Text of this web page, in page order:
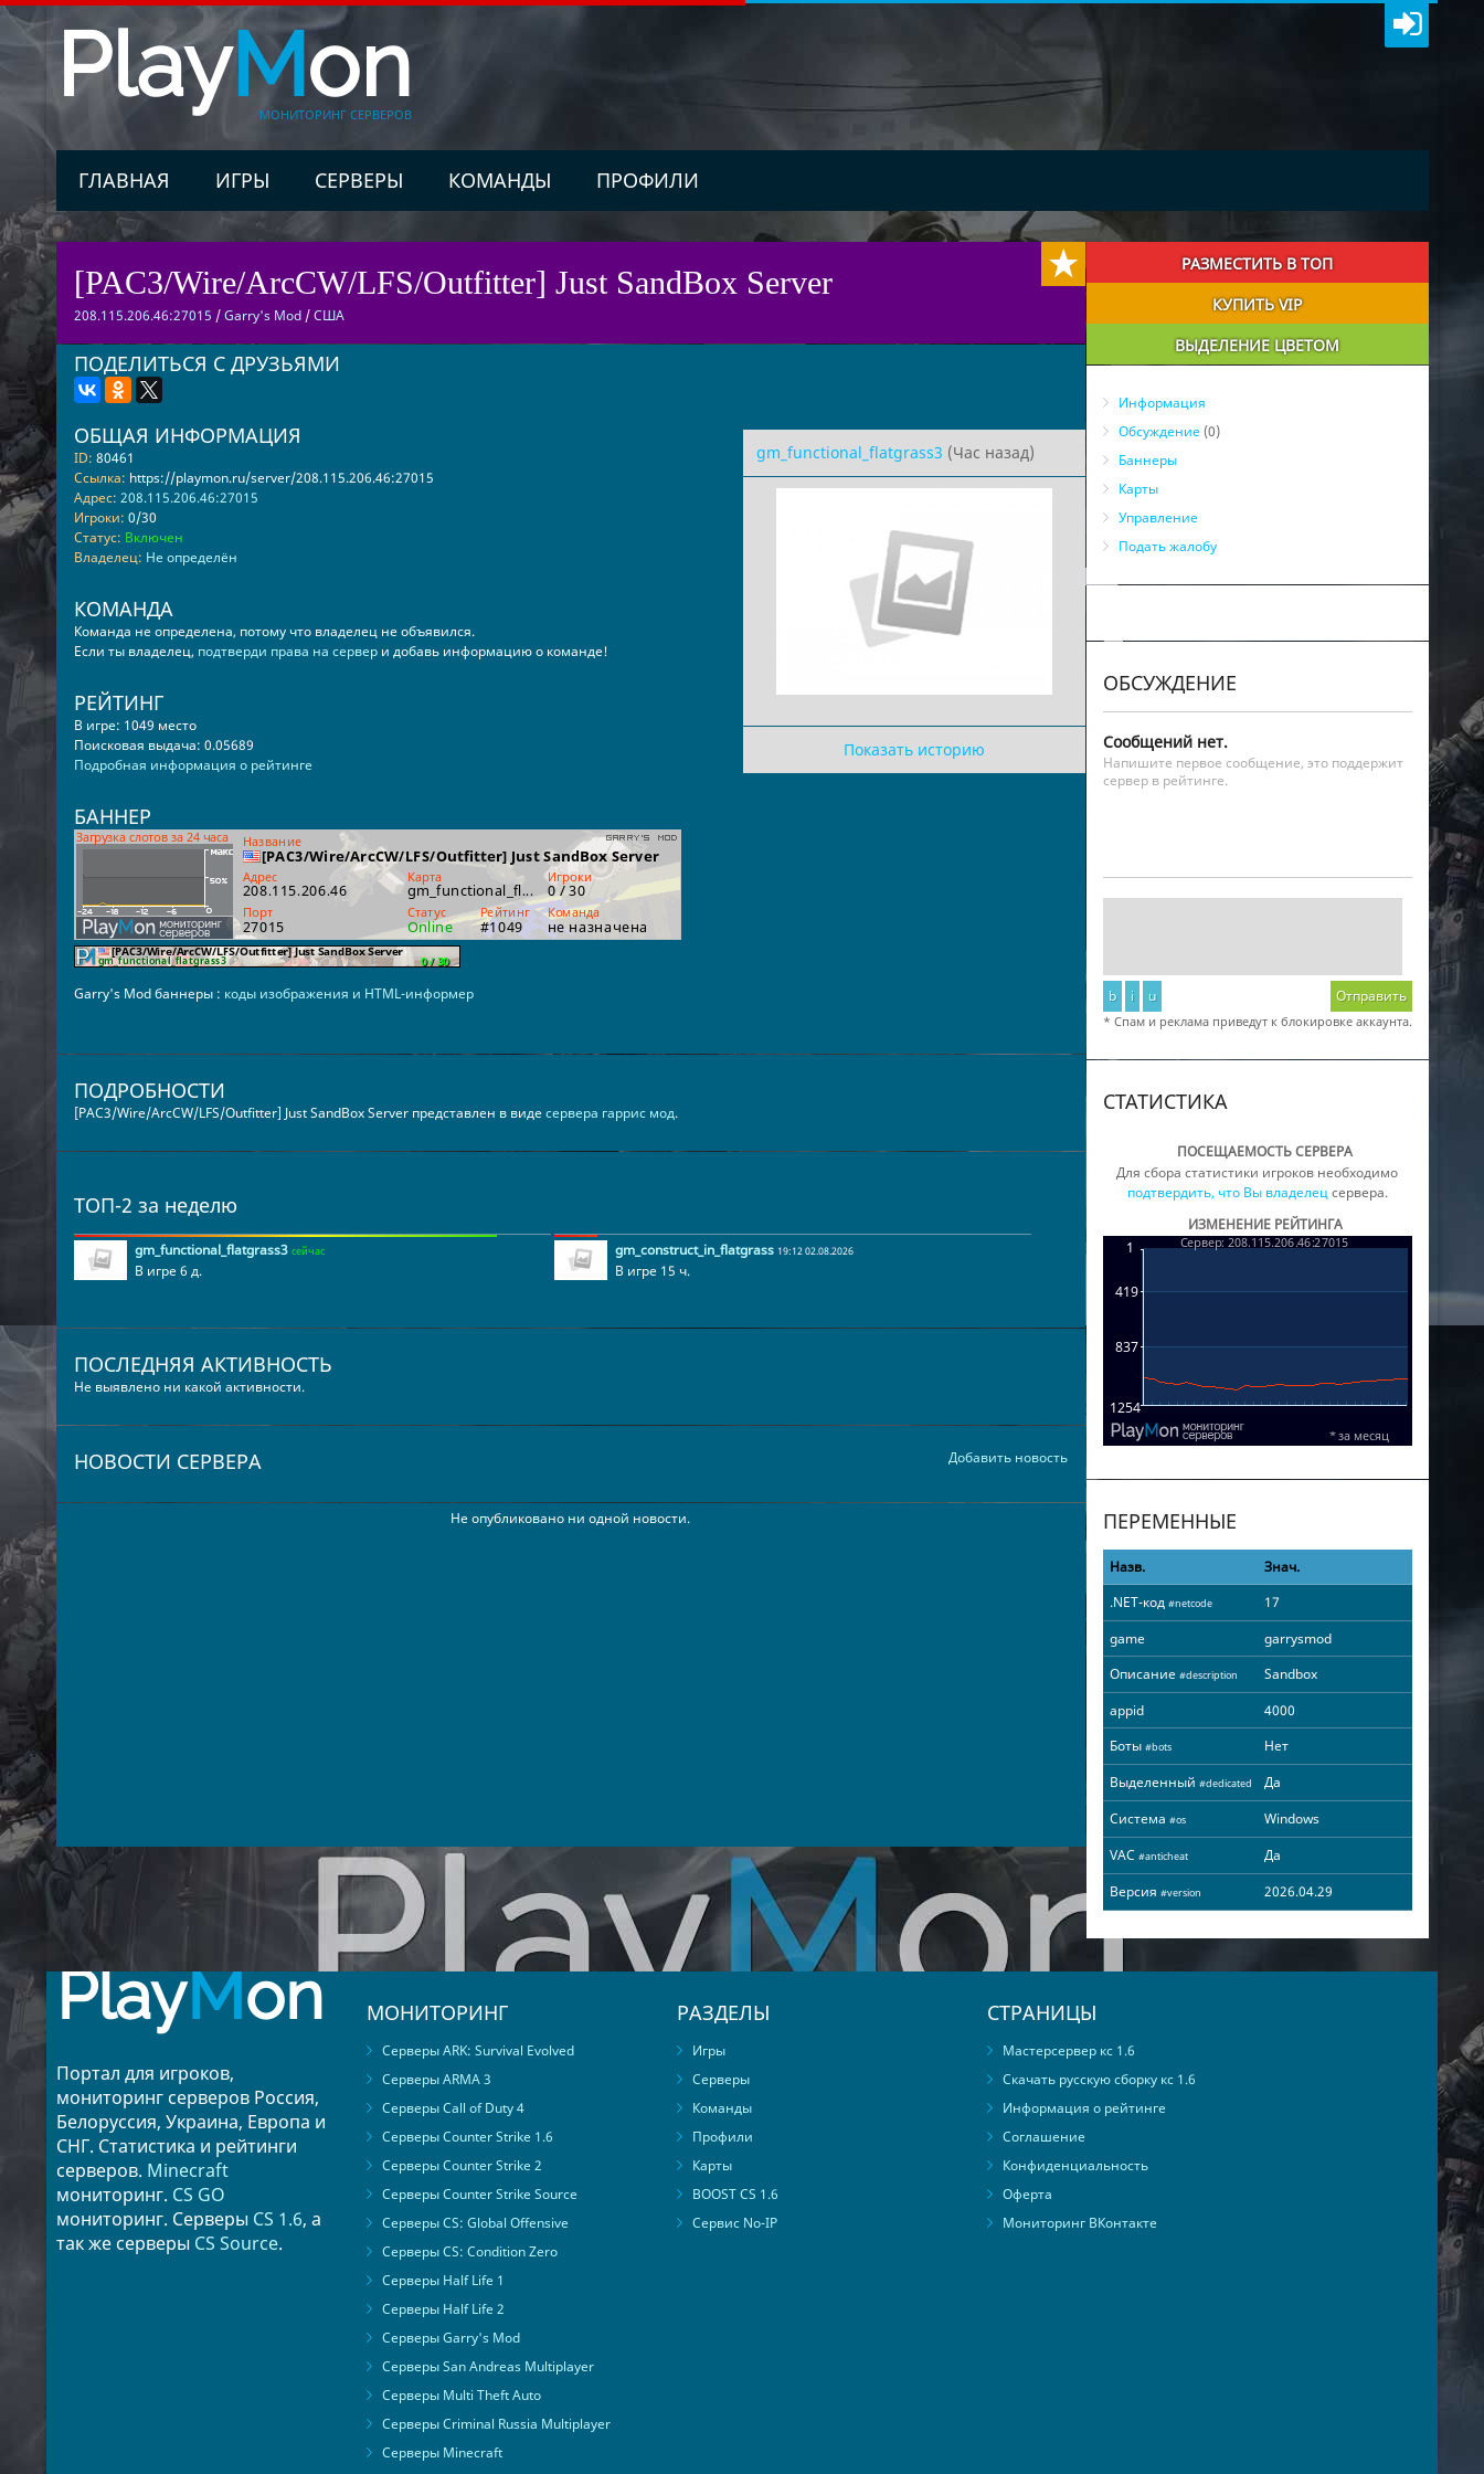
PlayMon
МОНИТОРИНГ СЕРВЕРОВ
ГЛАВНАЯ ИГРЫ СЕРВЕРЫ КОМАНДЫ ПРОФИЛИ
[PAC3/Wire/ArcCW/LFS/Outfitter] Just SandBox Server
208.115.206.46:27015 /Garry's Mod/США
ПОДЕЛИТЬСЯ С ДРУЗЬЯМИ
gm_functional_flatgrass3 (Час назад)
Показать историю
ОБЩАЯ ИНФОРМАЦИЯ
ID: 80461
Ссылка: https://playmon.ru/server/208.115.206.46:27015
Адрес: 208.115.206.46:27015
Игроки: 0/30
Статус: Включен
Владелец: Не определён
КОМАНДА
Команда не определена, потому что владелец не объявился.
Если ты владелец, подтверди права на сервери добавь информацию о команде!
РЕЙТИНГ
В игре: 1049 место
Поисковая выдача: 0.05689
Подробная информация о рейтинге
БАННЕР
Garry's Mod баннеры : коды изображения и HTML-информер
ПОДРОБНОСТИ
[PAC3/Wire/ArcCW/LFS/Outfitter] Just SandBox Server представлен в видесервера гаррис мод.
ТОП-2 за неделю
gm_functional_flatgrass3 сейчас
В игре 6 д.
gm_construct_in_flatgrass 19:12 02.08.2026
В игре 15 ч.
ПОСЛЕДНЯЯ АКТИВНОСТЬ
Не выявлено ни какой активности.
Добавить новость
НОВОСТИ СЕРВЕРА
Не опубликовано ни одной новости.
РАЗМЕСТИТЬ В ТОП
КУПИТЬ VIP
ВЫДЕЛЕНИЕ ЦВЕТОМ
Информация
Обсуждение(0)
Баннеры
Карты
Управление
Подать жалобу
ОБСУЖДЕНИЕ
Сообщений нет.
Напишите первое сообщение, это поддержит
сервер в рейтинге.
b i u Отправить
* Спам и реклама приведут к блокировке аккаунта.
СТАТИСТИКА
ПОСЕЩАЕМОСТЬ СЕРВЕРА
Для сбора статистики игроков необходимо
подтвердить, что Вы владелецсервера.
ИЗМЕНЕНИЕ РЕЙТИНГА
ПЕРЕМЕННЫЕ
Назв.
Знач.
.NET-код #netcode
17
game
garrysmod
Описание #description
Sandbox
appid
4000
Боты #bots
Нет
Выделенный #dedicated
Да
Система #os
Windows
VAC #anticheat
Да
Версия #version 2026.04.29
PlayMon
Портал для игроков,
мониторинг серверов Россия,
Белоруссия, Украина, Европа и
СНГ. Статистика и рейтинги
серверов. Minecraft
мониторинг. CS GO
мониторинг. Серверы CS 1.6, а
так же серверы CS Source.
МОНИТОРИНГ
Серверы ARK: Survival Evolved
Серверы ARMA 3
Серверы Call of Duty 4
Серверы Counter Strike 1.6
Серверы Counter Strike 2
Серверы Counter Strike Source
Серверы CS: Global Offensive
Серверы CS: Condition Zero
Серверы Half Life 1
Серверы Half Life 2
Серверы Garry's Mod
Серверы San Andreas Multiplayer
Серверы Multi Theft Auto
Серверы Criminal Russia Multiplayer
Серверы Minecraft
РАЗДЕЛЫ
Игры
Серверы
Команды
Профили
Карты
BOOST CS 1.6
Сервис No-IP
СТРАНИЦЫ
Мастерсервер кс 1.6
Скачать русскую сборку кс 1.6
Информация о рейтинге
Соглашение
Конфиденциальность
Оферта
Мониторинг ВКонтакте